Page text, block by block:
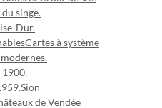
singe.
Dur.
Cartes à système
1900.
Sion
de Vendée